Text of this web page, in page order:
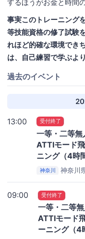
するほうがお金と時間
事実このトレーニング
等技能資格の修了試験
れほど的確な環境でき
は、自己練習で学ぶよ
過去のイベント
13:00 受付終了
一等・二等
ATTIモード
ニング（4時
神奈川 神奈川
09:00 受付終了
一等・二等
ATTIモード
ーニング（4